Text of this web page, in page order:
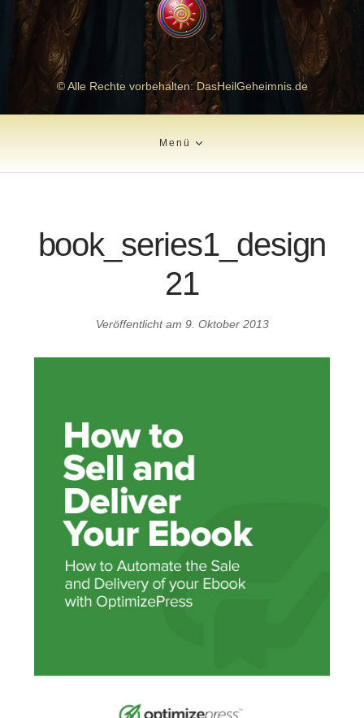
© Alle Rechte vorbehalten: DasHeilGeheimnis.de
Menü
book_series1_design
21
Veröffentlicht am 9. Oktober 2013